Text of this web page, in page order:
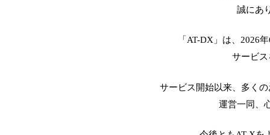
誠にあ
「AT-DX」は、2026
サービ
サービス開始以来、多く
運営一同、